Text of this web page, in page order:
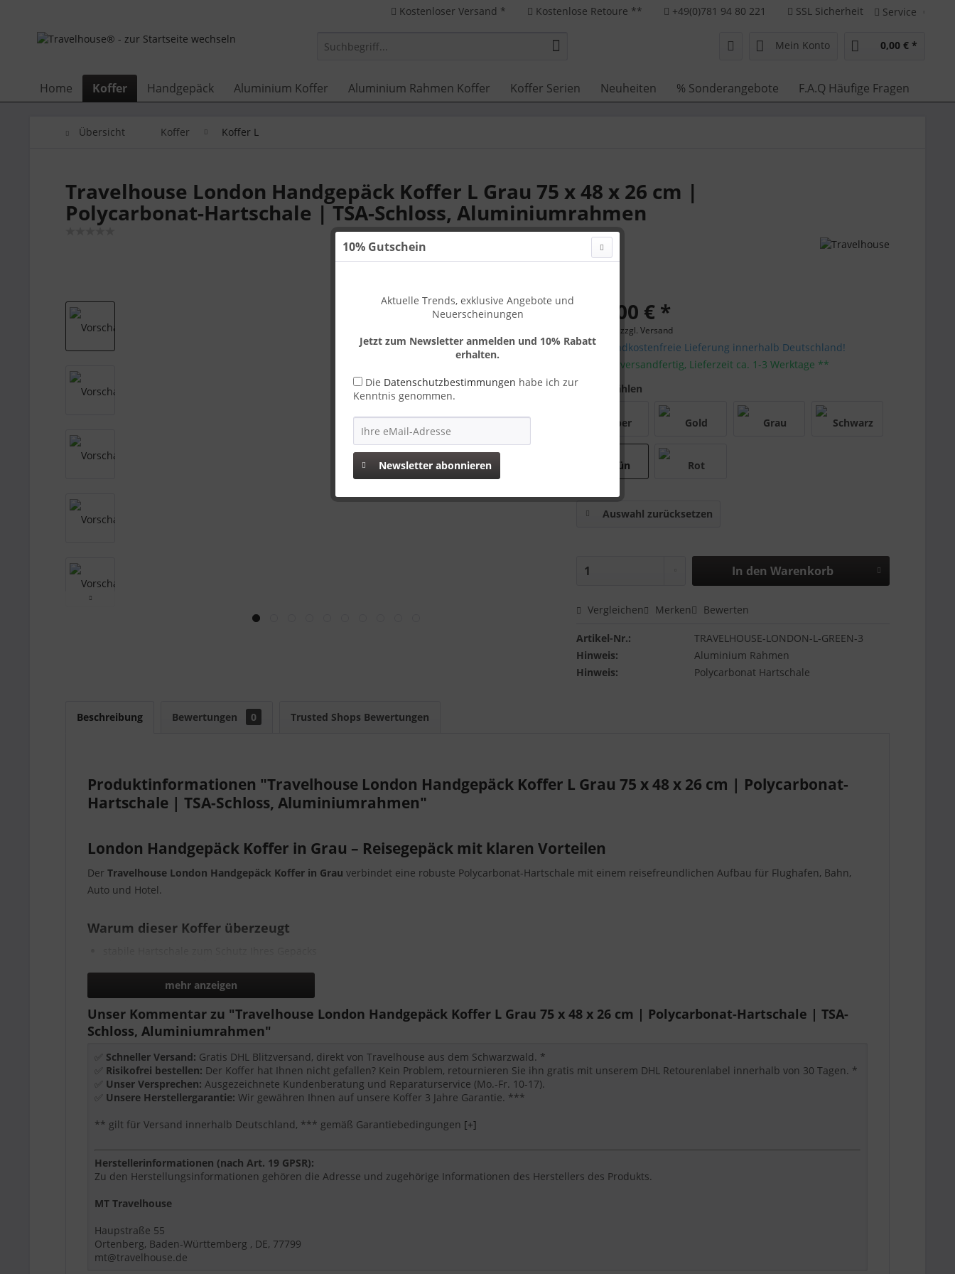
Service
Kostenloser Versand * Kostenlose Retoure ** +49(0)781 94 80 221 SSL Sicherheit
Mein Konto 0,00 € *
Home Koffer Handgepäck Aluminium Koffer Aluminium Rahmen Koffer Koffer Serien Neuheiten % Sonderangebote F.A.Q Häufige Fragen
Übersicht Koffer Koffer L
Travelhouse London Handgepäck Koffer L Grau 75 x 48 x 26 cm |
Polycarbonat-Hartschale | TSA-Schloss, Aluminiumrahmen
199,00 € *
zzgl. Versand
Versandkostenfreie Lieferung innerhalb Deutschland!
Sofort versandfertig, Lieferzeit ca. 1-3 Werktage **
Farbe wählen
Auswahl zurücksetzen
In den Warenkorb
Vergleichen Merken Bewerten
Artikel-Nr.:
TRAVELHOUSE-LONDON-L-GREEN-3
Hinweis:
Aluminium Rahmen
Hinweis:
Polycarbonat Hartschale
Beschreibung Bewertungen 0 Trusted Shops Bewertungen
Produktinformationen "Travelhouse London Handgepäck Koffer L Grau 75 x 48 x 26 cm | Polycarbonat-
Hartschale | TSA-Schloss, Aluminiumrahmen"
London Handgepäck Koffer in Grau – Reisegepäck mit klaren Vorteilen
Der Travelhouse London Handgepäck Koffer in Grau verbindet eine robuste Polycarbonat-Hartschale mit einem reisefreundlichen Aufbau für Flughafen, Bahn,
Auto und Hotel.
Warum dieser Koffer überzeugt
übersichtlicher Innenraum für Kleidung, Technik und Reiseutensilien
geeignet für Urlaub, Businessreise und Alltag
Wichtige Ausstattung
TSA-Schloss
Aluminiumrahmen
zipperless Design
360° Rollen
Produktdetails
Größe:L
Maße:75 x 48 x 26 cm
Volumen:108 L
Material:Polycarbonat-Hartschale
Für wen eignet sich dieser Artikel?
Dieser Artikel ist eine passende Wahl, wenn Sie nach einem handgepäck koffer von Travelhouse suchen, der robust, komfortabel und suchmaschinenklar
mehr anzeigen
Unser Kommentar zu "Travelhouse London Handgepäck Koffer L Grau 75 x 48 x 26 cm | Polycarbonat-Hartschale | TSA-
Schloss, Aluminiumrahmen"
Schneller Versand: Gratis DHL Blitzversand, direkt von Travelhouse aus dem Schwarzwald. *
Risikofrei bestellen: Der Koffer hat Ihnen nicht gefallen? Kein Problem, retournieren Sie ihn gratis mit unserem DHL Retourenlabel innerhalb von 30 Tagen. *
Unser Versprechen: Ausgezeichnete Kundenberatung und Reparaturservice (Mo.-Fr. 10-17).
Unsere Herstellergarantie: Wir gewähren Ihnen auf unsere Koffer 3 Jahre Garantie. ***
** gilt für Versand innerhalb Deutschland, *** gemäß Garantiebedingungen [+]
Herstellerinformationen (nach Art. 19 GPSR):
Zu den Herstellungsinformationen gehören die Adresse und zugehörige Informationen des Herstellers des Produkts.
MT Travelhouse
Haupstraße 55
Ortenberg, Baden-Württemberg , DE, 77799
mt@travelhouse.de
10% Gutschein
Aktuelle Trends, exklusive Angebote und
Neuerscheinungen
Jetzt zum Newsletter anmelden und 10% Rabatt
erhalten.
Die Datenschutzbestimmungen habe ich zur
Kenntnis genommen.
Newsletter abonnieren